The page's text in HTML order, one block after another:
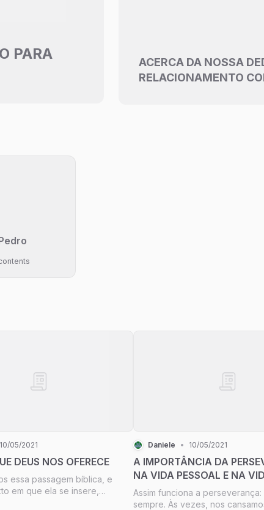
PARA
ACERCA DA NOSSA
RELACIONAMENTO
10/05/2021
DEUS NOS OFERECE
essa passagem bíblica, e
em que ela se insere,
Daniele • 10/05/2021
A IMPORTÂNCIA DA
NA VIDA PESSOAL E NA
IGREJA
Assim funciona a
sempre. Às vezes, nos